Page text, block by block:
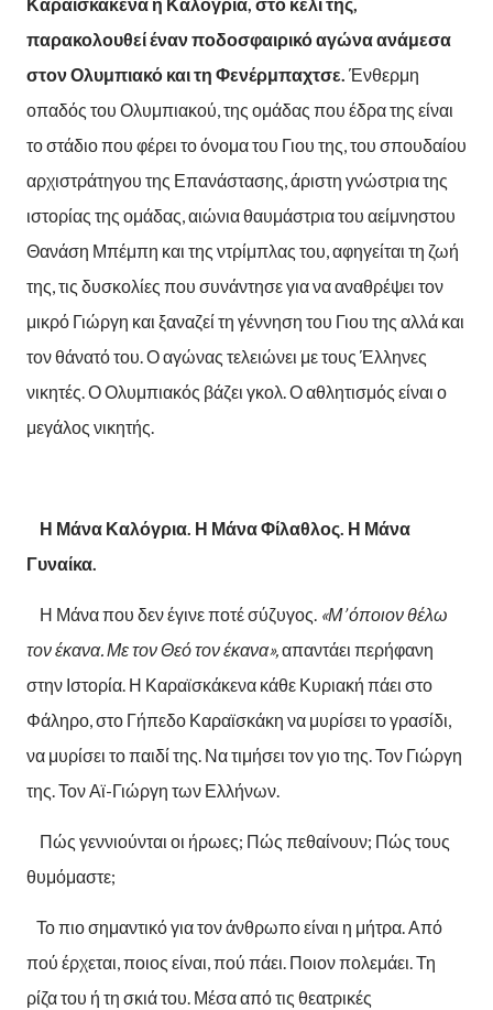
παρακολουθεί έναν ποδοσφαιρικό αγώνα ανάμεσα
στον Ολυμπιακό και τη Φενέρμπαχτσε. Ένθερμη
οπαδός του Ολυμπιακού, της ομάδας που έδρα της είναι
το στάδιο που φέρει το όνομα του Γιου της, του σπουδαίου
αρχιστράτηγου της Επανάστασης, άριστη γνώστρια της
ιστορίας της ομάδας, αιώνια θαυμάστρια του αείμνηστου
Θανάση Μπέμπη και της ντρίμπλας του, αφηγείται τη ζωή
της, τις δυσκολίες που συνάντησε για να αναθρέψει τον
μικρό Γιώργη και ξαναζεί τη γέννηση του Γιου της αλλά και
τον θάνατό του. Ο αγώνας τελειώνει με τους Έλληνες
νικητές. Ο Ολυμπιακός βάζει γκολ. Ο αθλητισμός είναι ο
μεγάλος νικητής.
Η Μάνα Καλόγρια. Η Μάνα Φίλαθλος. Η Μάνα
Γυναίκα.
Η Μάνα που δεν έγινε ποτέ σύζυγος. «Μ’ όποιον θέλω
τον έκανα. Με τον Θεό τον έκανα»,απαντάει περήφανη
στην Ιστορία. Η Καραϊσκάκενα κάθε Κυριακή πάει στο
Φάληρο, στο Γήπεδο Καραϊσκάκη να μυρίσει το γρασίδι,
να μυρίσει το παιδί της. Να τιμήσει τον γιο της. Τον Γιώργη
της. Τον Αϊ-Γιώργη των Ελλήνων.
Πώς γεννιούνται οι ήρωες; Πώς πεθαίνουν; Πώς τους
θυμόμαστε;
Το πιο σημαντικό για τον άνθρωπο είναι η μήτρα. Από
πού έρχεται, ποιος είναι, πού πάει. Ποιον πολεμάει. Τη
ρίζα του ή τη σκιά του. Μέσα από τις θεατρικές